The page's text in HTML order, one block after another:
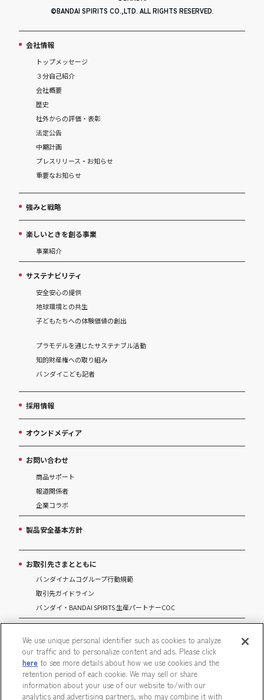
©BANDAI SPIRITS CO.,LTD. ALL RIGHTS RESERVED.
会社情報
トップメッセージ
３分自己紹介
会社概要
歴史
社外からの評価・表彰
法定公告
中期計画
プレスリリース・お知らせ
重要なお知らせ
強みと戦略
楽しいときを創る事業
事業紹介
サステナビリティ
安全安心の提供
地球環境との共生
子どもたちへの体験価値の創出
プラモデルを通じたサステナブル活動
知的財産権への取り組み
バンダイこども記者
採用情報
オウンドメディア
お問い合わせ
商品サポート
報道関係者
企業コラボ
製品安全基本方針
お取引先さまとともに
バンダイナムコグループ行動規範
取引先ガイドライン
バンダイ・BANDAI SPIRITS 生産パートナーCOC
パートナーシップ構築宣言
We use unique personal identifier such as cookies to analyze
our traffic and to personalize content and ads. Please click
here to see more details about how we use cookies and the
retention period of each cookie. We may sell or share
information about your use of our website to/with our
analytics and advertising partners, who may combine it with